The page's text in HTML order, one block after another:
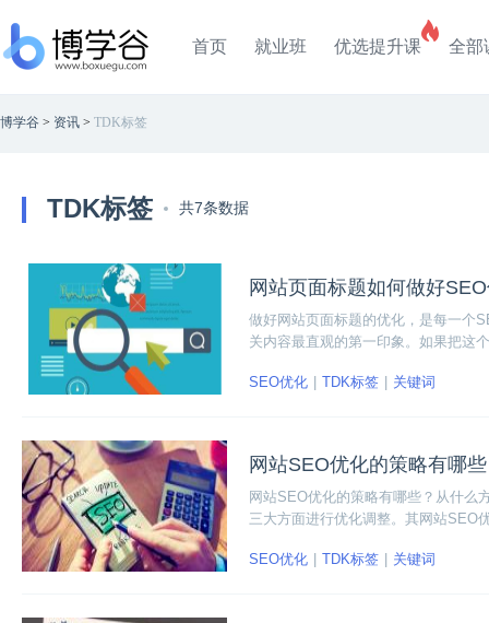
首页 就业班 优选提升课 全部
博学谷 > 资讯 > TDK标签
TDK标签 共7条数据
网站页面标题如何做好
做好网站页面标题的优化，是每一个
关内容最直观的第一印象。如果把这
型的页面标题，希望能启发大家的优
SEO优化 TDK标签 关键词
网站SEO优化的策略有哪
网站SEO优化的策略有哪些？从什么
三大方面进行优化调整。其网站SEO
SEO优化
TDK标签 关键词